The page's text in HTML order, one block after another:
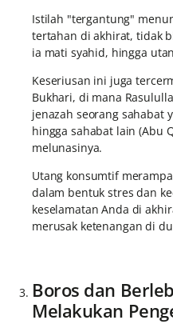
Istilah "tergantung"
tertahan di akhirat, tidak
ia mati syahid, hingga
Keseriusan ini juga
Bukhari, di mana
jenazah seorang sahabat
hingga sahabat lain (Abu
melunasinya.
Utang konsumtif
dalam bentuk stres dan
keselamatan Anda di
merusak ketenangan di
Boros dan
Melakukan